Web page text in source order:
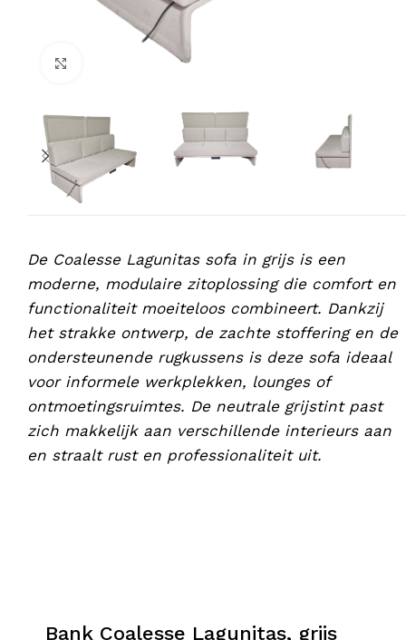
Klik om te vergroten
De Coalesse Lagunitas sofa in grijs is een
moderne, modulaire zitoplossing die comfort en
functionaliteit moeiteloos combineert. Dankzij
het strakke ontwerp, de zachte stoffering en de
ondersteunende rugkussens is deze sofa ideaal
voor informele werkplekken, lounges of
ontmoetingsruimtes. De neutrale grijstint past
zich makkelijk aan verschillende interieurs aan
en straalt rust en professionaliteit uit.
Bank Coalesse Lagunitas, grijs